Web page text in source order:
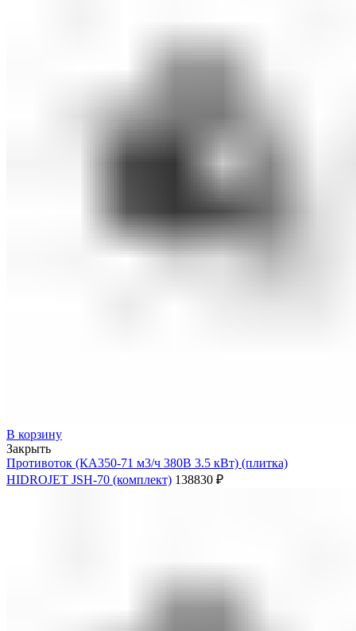
В корзину
Закрыть
Противоток (КА350-71 м3/ч 380В 3.5 кВт) (плитка)
HIDROJET JSH-70 (комплект) 138830 ₽